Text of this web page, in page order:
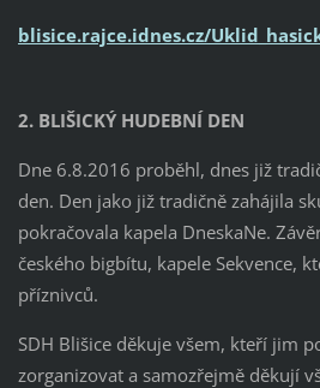
blisice.rajce.idnes.cz/
2. BLIŠICKÝ HUDEBNÍ DEN
Dne 6.8.2016 proběhl, dnes již
den. Den jako již tradičně zahájila
pokračovala kapela DneskaNe.
českého bigbítu, kapele Sekvence,
příznivců.
SDH Blišice děkuje všem, kteří jim
zorganizovat a samozřejmě děkují